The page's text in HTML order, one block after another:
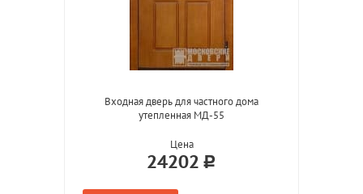
Входная дверь для частного дома
утепленная МД-55
Цена
24202